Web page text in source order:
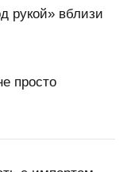
рукой» вблизи
просто